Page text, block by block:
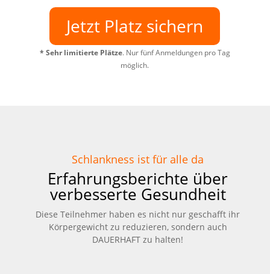
Jetzt Platz sichern
* Sehr limitierte Plätze. Nur fünf Anmeldungen pro Tag
möglich.
Schlankness ist für alle da
Erfahrungsberichte über
verbesserte Gesundheit
Diese Teilnehmer haben es nicht nur geschafft ihr
Körpergewicht zu reduzieren, sondern auch
DAUERHAFT zu halten!